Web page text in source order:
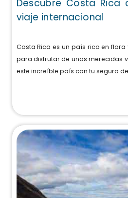
Descubre Costa Rica
viaje internacional
Costa Rica es un país rico en flora
para disfrutar de unas merecidas
este increíble país con tu seguro